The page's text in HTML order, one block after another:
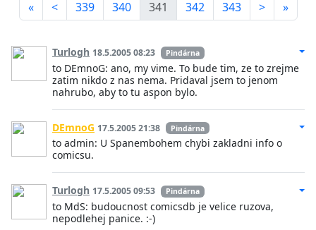
« < 339 340 341 342 343 > »
Turlogh 18.5.2005 08:23 Pindárna
to DEmnoG: ano, my vime. To bude tim, ze to zrejme
zatim nikdo z nas nema. Pridaval jsem to jenom
nahrubo, aby to tu aspon bylo.
DEmnoG 17.5.2005 21:38 Pindárna
to admin: U Spanembohem chybi zakladni info o
comicsu.
Turlogh 17.5.2005 09:53 Pindárna
to MdS: budoucnost comicsdb je velice ruzova,
nepodlehej panice. :-)